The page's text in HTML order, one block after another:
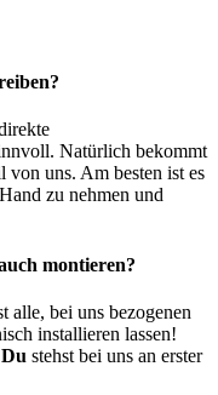
Natürlich bekommt
uns. Am besten ist es
zu nehmen und
montieren?
alle, bei uns bezogenen
installieren lassen!
Du stehst bei uns an erster